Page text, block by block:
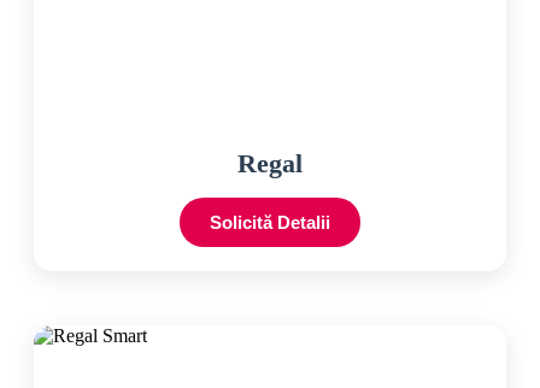
Regal
Solicită Detalii